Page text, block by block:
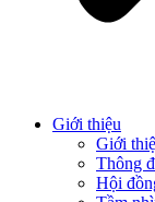
Giới thiệu
Giới
Thông
Hội